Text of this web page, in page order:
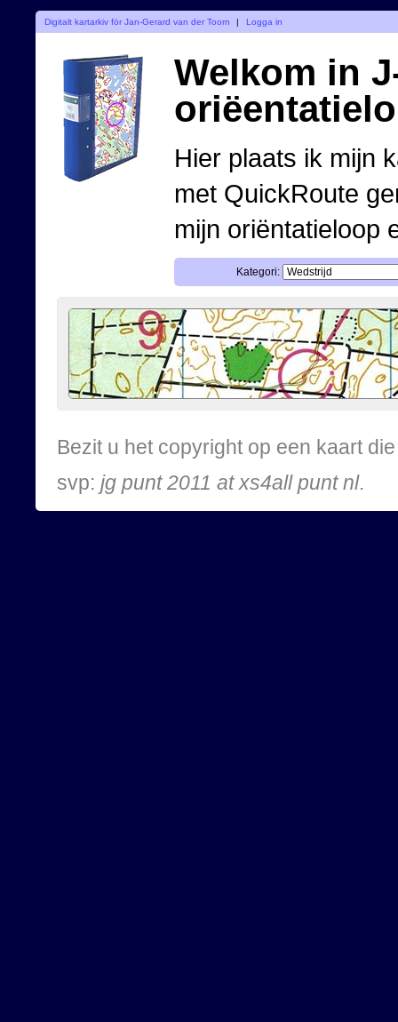
Digitalt kartarkiv för Jan-Gerard van der Toorn | Logga in
Welkom in
Hier plaats ik mijn
met QuickRoute
mijn oriëntatieloop
Kategori:
Bezit u het copyright op een kaart
svp: jg punt 2011 at xs4all punt nl.